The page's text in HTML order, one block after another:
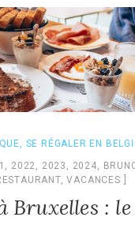
, SE RÉGALER EN
, 2022, 2023 , 2024,
,VACANCES
Bruxelles :